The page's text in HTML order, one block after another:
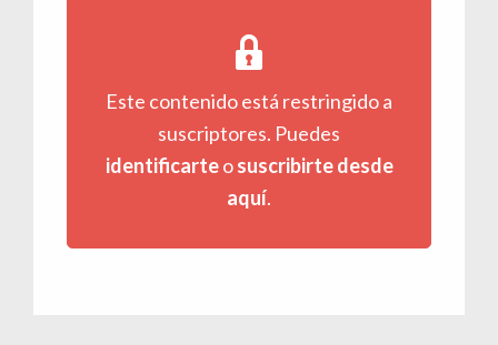
Este contenido está restringido a
suscriptores. Puedes
identificarteosuscribirte desde
aquí.